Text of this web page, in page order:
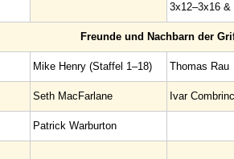
3x12–3x16 &
Freunde und Nachbarn der
Mike Henry (Staffel 1–18) Thomas Rau
Seth MacFarlane Ivar
Patrick Warburton